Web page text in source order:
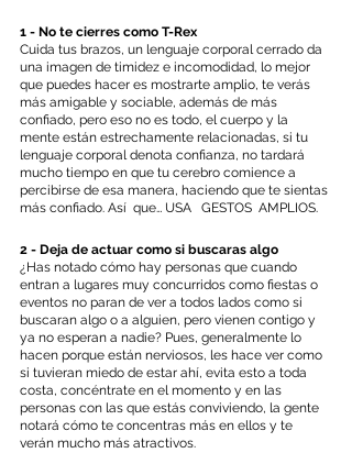
1 - No te cierres como T-Rex
Cuida tus brazos, un lenguaje corporal cerrado da
una imagen de timidez e incomodidad, lo mejor
que puedes hacer es mostrarte amplio, te verás
más amigable y sociable, además de más
confiado, pero eso no es todo, el cuerpo y la
mente están estrechamente relacionadas, si tu
lenguaje corporal denota confianza, no tardará
mucho tiempo en que tu cerebro comience a
percibirse de esa manera, haciendo que te sientas
más confiado. Así  que… USA   GESTOS  AMPLIOS.
2 - Deja de actuar como si buscaras algo
¿Has notado cómo hay personas que cuando
entran a lugares muy concurridos como fiestas o
eventos no paran de ver a todos lados como si
buscaran algo o a alguien, pero vienen contigo y
ya no esperan a nadie? Pues, generalmente lo
hacen porque están nerviosos, les hace ver como
si tuvieran miedo de estar ahí, evita esto a toda
costa, concéntrate en el momento y en las
personas con las que estás conviviendo, la gente
notará cómo te concentras más en ellos y te
verán mucho más atractivos.